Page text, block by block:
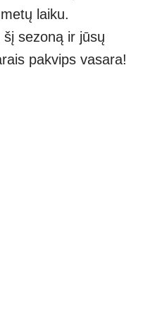
laiku.
sezoną ir jūsų
pakvips vasara!